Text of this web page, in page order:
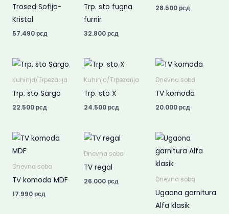
Trosed Sofija-
Kristal
57.490рсд
Trp. sto fugna
furnir
32.800рсд
28.500рсд
Kuhinja/Trpezarija
Trp. sto Sargo
22.500рсд
Kuhinja/Trpezarija
Trp. sto X
24.500рсд
Dnevna soba
TV komoda
20.000рсд
Dnevna soba
TV komoda MDF
17.990рсд
Dnevna soba
TV regal
26.000рсд Dnevna soba
Ugaona garnitura
Alfa klasik